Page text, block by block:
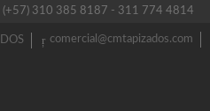
(+57) 310 385 8187 - 311 774 4814
comercial@cmtapizados.com